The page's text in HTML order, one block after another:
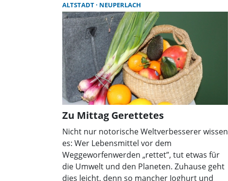
ALTSTADT NEUPERLACH
Zu Mittag Gerettetes
Nicht nur notorische Weltverbesserer wissen
es: Wer Lebensmittel vor dem
Weggeworfenwerden „rettet”, tut etwas für
die Umwelt und den Planeten. Zuhause geht
dies leicht, denn so mancher Joghurt und